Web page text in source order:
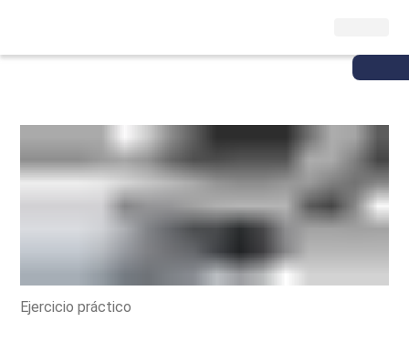
Ejercicio práctico